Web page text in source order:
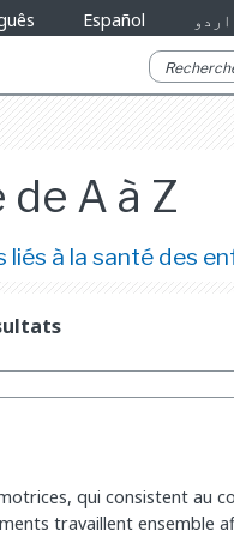
Español اردو
A à Z
liés à la santé des
qui consistent au
travaillent ensemble